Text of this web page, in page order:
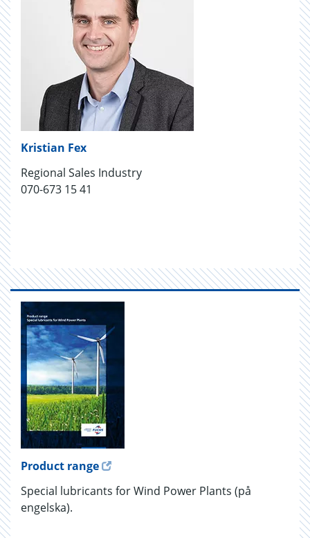
Kristian Fex
Regional Sales Industry
070-673 15 41
Product range
Special lubricants for Wind Power Plants (på
engelska).